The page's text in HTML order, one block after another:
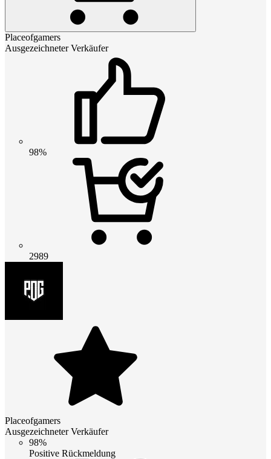
Placeofgamers
Ausgezeichneter Verkäufer
98%
2989
Placeofgamers
Ausgezeichneter Verkäufer
98%
Positive Rückmeldung